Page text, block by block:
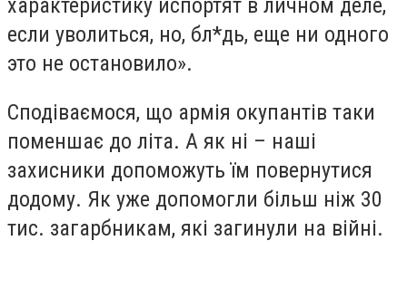
характеристику испортят в личном деле,
если уволиться, но, бл*дь, еще ни одного
это не остановило».
Сподіваємося, що армія окупантів таки
поменшає до літа. А як ні – наші
захисники допоможуть їм повернутися
додому. Як уже допомогли більш ніж 30
тис. загарбникам, які загинули на війні.